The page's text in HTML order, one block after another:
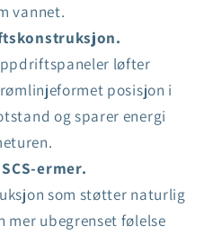
vannet.
løfter
posisjon i
og sparer energi
ermer.
som støtter naturlig
mer ubegrenset følelse